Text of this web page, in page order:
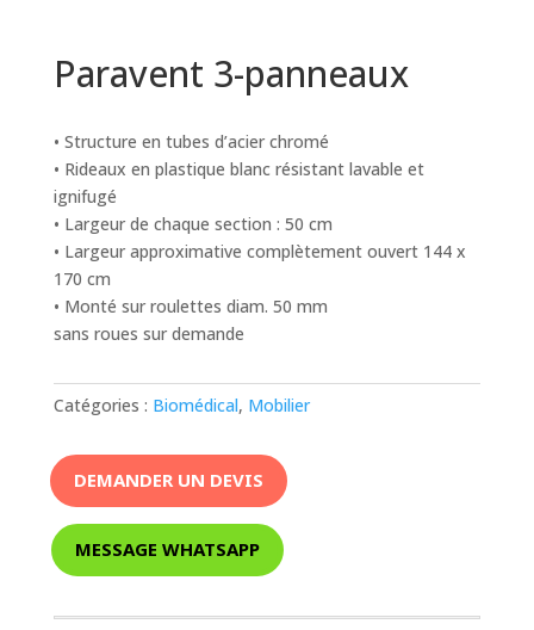
Paravent 3-panneaux
• Structure en tubes d’acier chromé
• Rideaux en plastique blanc résistant lavable et
ignifugé
• Largeur de chaque section : 50 cm
• Largeur approximative complètement ouvert 144 x
170 cm
• Monté sur roulettes diam. 50 mm
sans roues sur demande
Catégories : Biomédical, Mobilier
DEMANDER UN DEVIS
MESSAGE WHATSAPP